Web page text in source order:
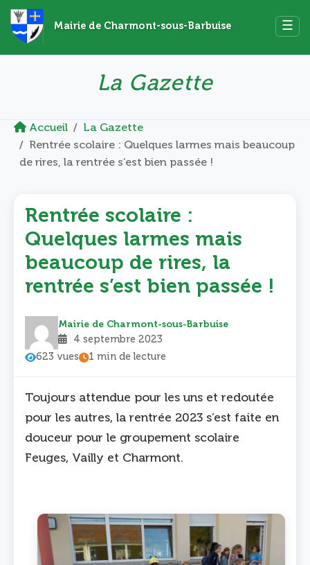
Mairie de Charmont-sous-Barbuise ☰
La Gazette
Accueil
La Gazette
Rentrée scolaire : Quelques larmes mais beaucoup
de rires, la rentrée s’est bien passée !
Rentrée scolaire :
Quelques larmes mais
beaucoup de rires, la
rentrée s’est bien passée !
Mairie de Charmont-sous-Barbuise
4 septembre 2023
623 vues
1 min de lecture
Toujours attendue pour les uns et redoutée
pour les autres, la rentrée 2023 s’est faite en
douceur pour le groupement scolaire
Feuges, Vailly et Charmont.